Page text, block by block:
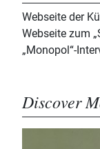
Webseite der
Webseite zum
„Monopol“-
Discover